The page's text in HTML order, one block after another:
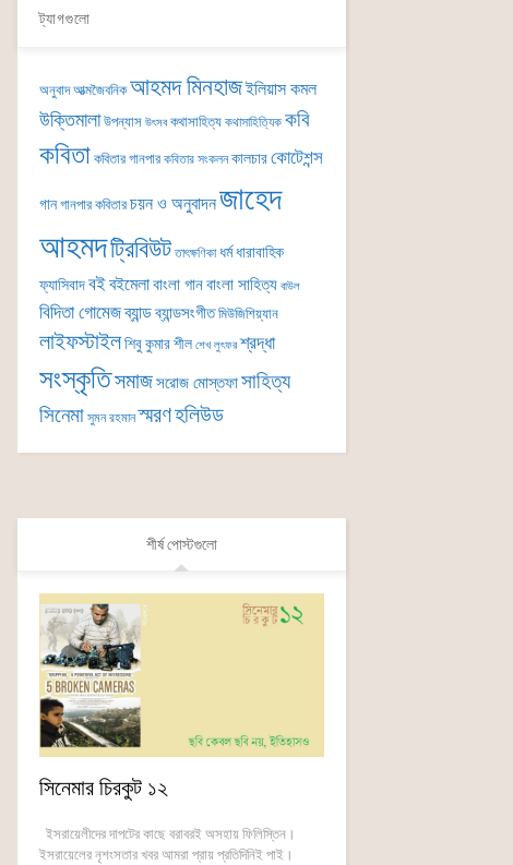
ট্যাগগুলো
অনুবাদ আত্মজৈবনিক আহমদ মিনহাজইলিয়াস কমল
উক্তিমালা উপন্যাস উৎসব কথাসাহিত্য কথাসাহিত্যিক কবি
কবিতা কবিতার গানপার কবিতার সংকলন কালচারকোটেশন্স
গান গানপার কবিতার চয়ন ও অনুবাদনজাহেদ
আহমদট্রিবিউট তাৎক্ষণিকা ধর্ম ধারাবাহিক
ফ্যাসিবাদবইবইমেলাবাংলা গানবাংলা সাহিত্য বাউল
বিদিতা গোমেজব্যান্ডব্যান্ডসংগীত মিউজিশিয়্যান
লাইফস্টাইলশিবু কুমার শীল শেখ লুৎফর শ্রদ্ধা
সংস্কৃতিসমাজসরোজ মোস্তফাসাহিত্য
সিনেমা সুমন রহমান স্মরণহলিউড
শীর্ষ পোস্টগুলো
সিনেমার চিরকুট ১২
ইসরায়েলীদের দাপটের কাছে বরাবরই অসহায় ফিলিস্তিন।
ইসরায়েলের নৃশংসতার খবর আমরা প্রায় প্রতিদিনিই পাই।